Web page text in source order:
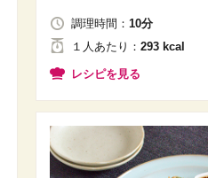
調理時間： 10分
１人あたり ： 293 kcal
レシピを見る